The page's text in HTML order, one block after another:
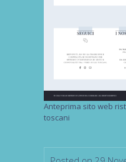
Anteprima sito web
toscani